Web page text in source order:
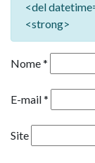
<del
<strong>
Nome*
E-mail*
Site